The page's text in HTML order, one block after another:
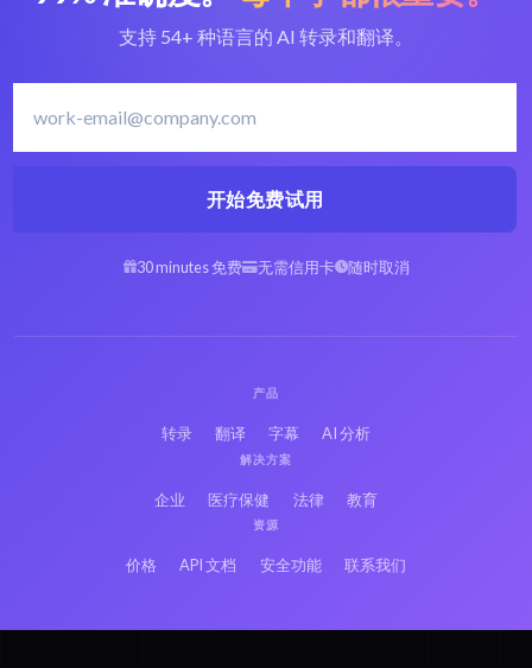
支持 54+ 种语言的 AI 转录和翻译。
开始免费试用
30 minutes 免费 无需信用卡 随时取消
产品
转录 翻译 字幕 AI 分析
解决方案
企业 医疗保健 法律 教育
资源
价格 API 文档 安全功能 联系我们